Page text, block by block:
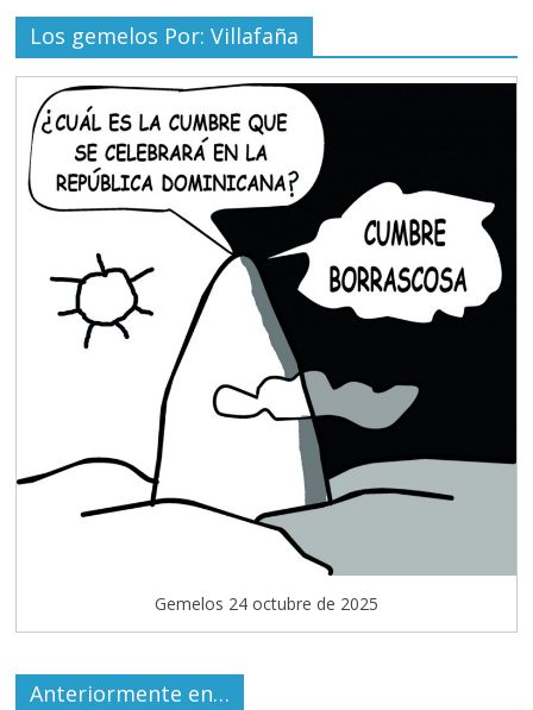
Los gemelos Por: Villafaña
Gemelos 24 octubre de 2025
Anteriormente en…